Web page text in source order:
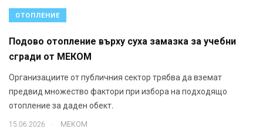
ОТОПЛЕНИЕ
Подово отопление върху суха замазка за учебни
сгради от МЕКОМ
Организациите от публичния сектор трябва да вземат
предвид множество фактори при избора на подходящо
отопление за даден обект.
15.06.2026 . МЕКОМ